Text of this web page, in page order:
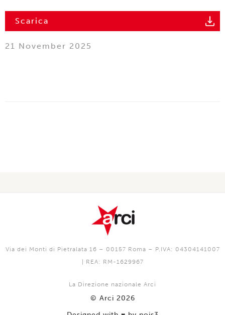
Scarica
21 November 2025
Via dei Monti di Pietralata 16 – 00157 Roma – P.IVA: 04304141007
| REA: RM-1629967
La Direzione nazionale Arci
© Arci 2026